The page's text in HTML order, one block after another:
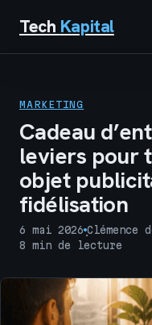
Tech Kapital
BUSINESS
MARKETING
TECH
MARKETING
Cadeau
leviers pour
objet
fidélisation
6 mai 2026
·
Clémence
8 min de lecture